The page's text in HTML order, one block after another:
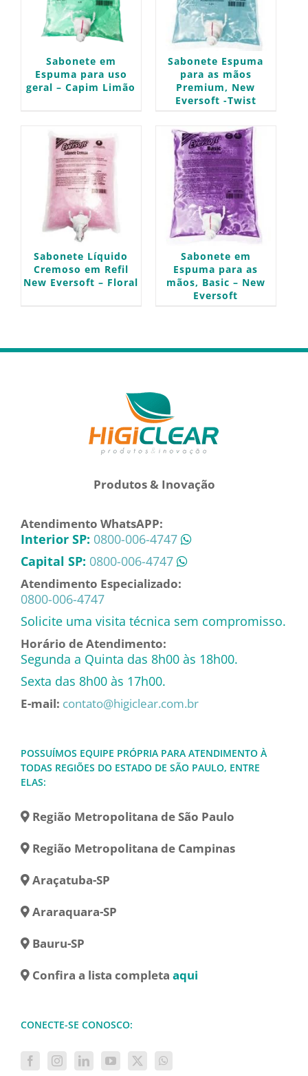
Sabonete em
Espuma para uso
geral – Capim Limão
Sabonete Espuma
para as mãos
Premium, New
Eversoft -Twist
Sabonete Líquido
Cremoso em Refil
New Eversoft – Floral
Sabonete em
Espuma para as
mãos, Basic – New
Eversoft
Produtos & Inovação
Atendimento WhatsAPP:
Interior SP: 0800-006-4747
Capital SP: 0800-006-4747
Atendimento Especializado:
0800-006-4747
Solicite uma visita técnica sem compromisso.
Horário de Atendimento:
Segunda a Quinta das 8h00 às 18h00.
Sexta das 8h00 às 17h00.
E-mail: contato@higiclear.com.br
POSSUÍMOS EQUIPE PRÓPRIA PARA ATENDIMENTO À
TODAS REGIÕES DO ESTADO DE SÃO PAULO, ENTRE
ELAS:
Região Metropolitana de São Paulo
Região Metropolitana de Campinas
Araçatuba-SP
Araraquara-SP
Bauru-SP
Confira a lista completa aqui
CONECTE-SE CONOSCO: